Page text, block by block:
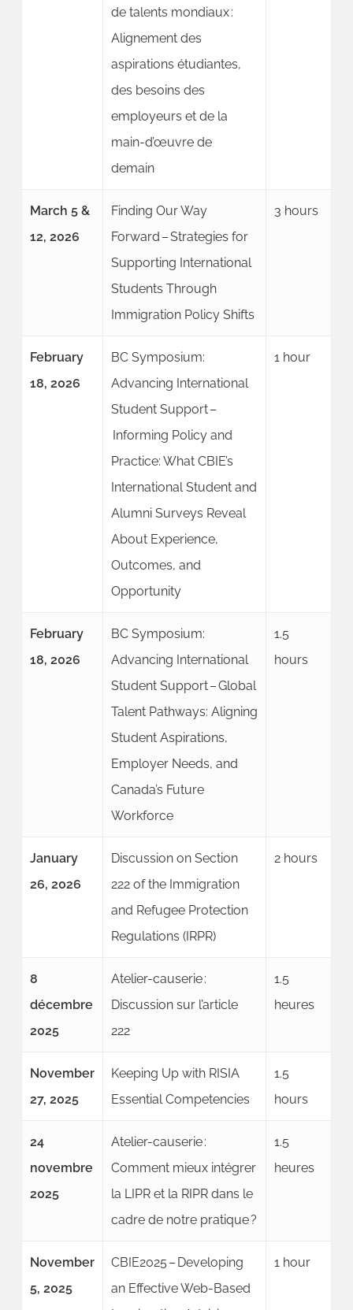
de talents mondiaux :
Alignement des
aspirations étudiantes,
des besoins des
employeurs et de la
main-d’œuvre de
demain
March 5 &
12, 2026
Finding Our Way
Forward – Strategies for
Supporting International
Students Through
Immigration Policy Shifts
3 hours
February
18, 2026
BC Symposium:
Advancing International
Student Support –
Informing Policy and
Practice: What CBIE’s
International Student and
Alumni Surveys Reveal
About Experience,
Outcomes, and
Opportunity
1 hour
February
18, 2026
BC Symposium:
Advancing International
Student Support – Global
Talent Pathways: Aligning
Student Aspirations,
Employer Needs, and
Canada’s Future
Workforce
1.5
hours
January
26, 2026
Discussion on Section
222 of the Immigration
and Refugee Protection
Regulations (IRPR)
2 hours
8
décembre
2025
Atelier-causerie :
Discussion sur l’article
222
1.5
heures
November
27, 2025
Keeping Up with RISIA
Essential Competencies
1.5
hours
24
novembre
2025
Atelier-causerie :
Comment mieux intégrer
la LIPR et la RIPR dans le
cadre de notre pratique ?
1.5
heures
November
5, 2025
CBIE2025 – Developing
an Effective Web-Based
1 hour